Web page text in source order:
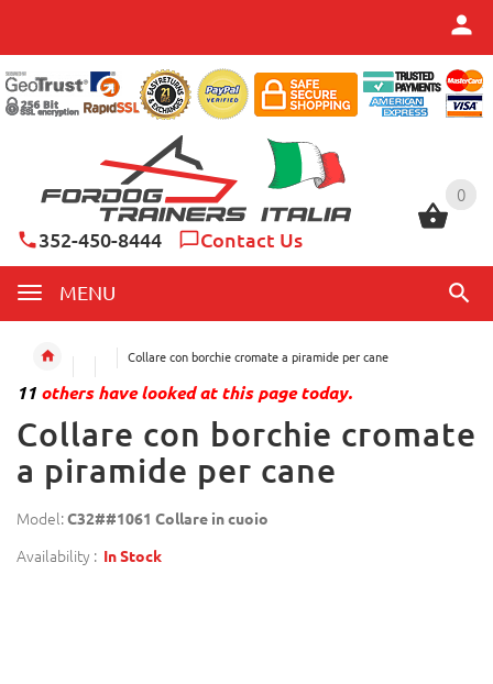
0
352-450-8444 Contact Us
MENU
0
Collare con borchie cromate a piramide per cane
11 others have looked at this page today.
Collare con borchie cromate
a piramide per cane
Model:C32##1061 Collare in cuoio
Availability : In Stock